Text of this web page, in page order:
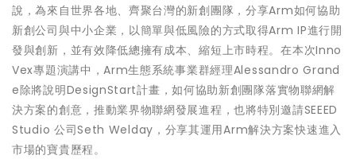
說，為來自世界各地、齊聚台灣的新創團隊，分享Arm如何協助
新創公司與中小企業，以簡單與低風險的方式取得Arm IP進行開
發與創新，並有效降低總擁有成本、縮短上市時程。在本次Inno
Vex專題演講中，Arm生態系統事業群經理Alessandro Grand
e除將說明DesignStart計畫，如何協助新創團隊落實物聯網解
決方案的創意，推動業界物聯網發展進程，也將特別邀請SEEED
Studio 公司Seth Welday，分享其運用Arm解決方案快速進入
市場的寶貴歷程。